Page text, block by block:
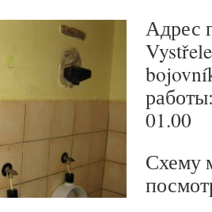
Адрес
01.00
Схему